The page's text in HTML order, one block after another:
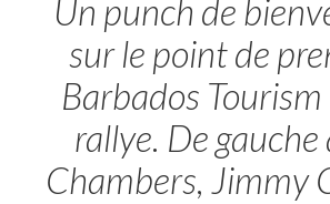
Un punch de
sur le point de
Barbados
rallye. De
Chambers, Jimmy